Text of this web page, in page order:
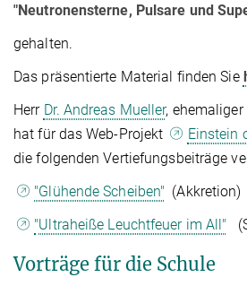
"Neutronensterne, Pulsare und
gehalten.
Das präsentierte Material finden Sie
Herr Dr. Andreas Mueller,
hat für das Web-Projekt
Einstein
die folgenden Vertiefungsbeiträge
"Glühende Scheiben" (Akkretion)
"Ultraheiße Leuchtfeuer im All"
Vorträge für die Schule